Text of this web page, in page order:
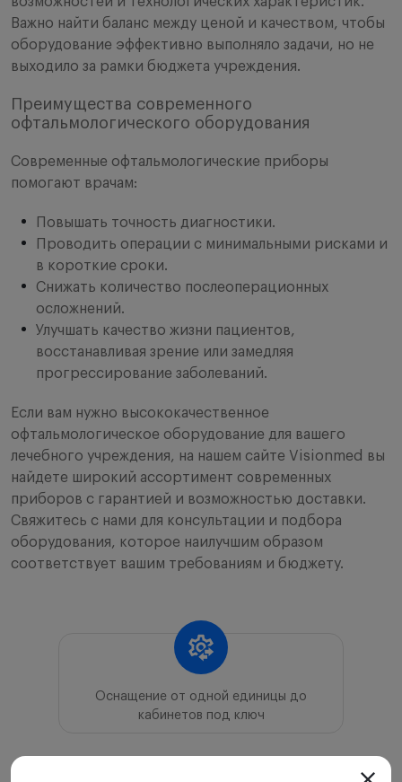
Важно найти баланс между ценой и качеством, чтобы
оборудование эффективно выполняло задачи, но не
выходило за рамки бюджета учреждения.
Преимущества современного
офтальмологического оборудования
Современные офтальмологические приборы
помогают врачам:
Повышать точность диагностики.
Проводить операции с минимальными рисками и
в короткие сроки.
Снижать количество послеоперационных
осложнений.
Улучшать качество жизни пациентов,
восстанавливая зрение или замедляя
прогрессирование заболеваний.
Если вам нужно высококачественное
офтальмологическое оборудование для вашего
лечебного учреждения, на нашем сайте Visionmed вы
найдете широкий ассортимент современных
приборов с гарантией и возможностью доставки.
Свяжитесь с нами для консультации и подбора
оборудования, которое наилучшим образом
соответствует вашим требованиям и бюджету.
Оснащение от одной единицы до
кабинетов под ключ